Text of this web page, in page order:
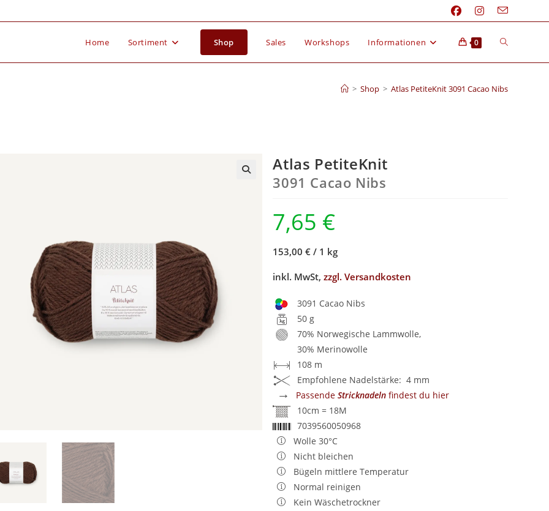
Home Sortiment Shop Sales Workshops Informationen 0
> Shop > Atlas PetiteKnit 3091 Cacao Nibs
Atlas PetiteKnit
3091 Cacao Nibs
7,65 €
153,00 € / 1 kg
inkl. MwSt,zzgl. Versandkosten
3091 Cacao Nibs
50 g
70% Norwegische Lammwolle,
30% Merinowolle
108 m
Empfohlene Nadelstärke: 4 mm
→ PassendeStricknadeln findest du hier
10cm = 18M
7039560050968
Wolle 30°C
Nicht bleichen
Bügeln mittlere Temperatur
Normal reinigen
Kein Wäschetrockner